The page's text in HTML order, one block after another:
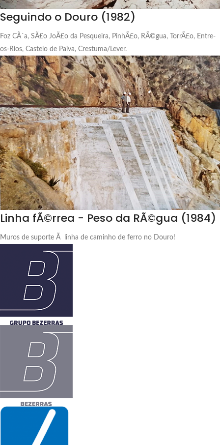
Seguindo o Douro (1982)
Foz CÃ´a, SÃ£o JoÃ£o da Pesqueira, PinhÃ£o, RÃ©gua, TorrÃ£o, Entre-
os-Rios, Castelo de Paiva, Crestuma/Lever.
Linha fÃ©rrea - Peso da RÃ©gua (1984)
Muros de suporte Ã linha de caminho de ferro no Douro!